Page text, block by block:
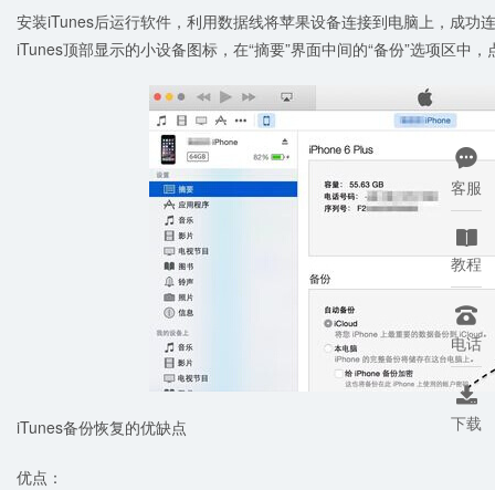
安装iTunes后运行软件，利用数据线将苹果设备连接到电脑上，成功
iTunes顶部显示的小设备图标，在“摘要”界面中间的“备份”选项区中
iTunes备份恢复的优缺点
优点：

客服

教程

电话

下载